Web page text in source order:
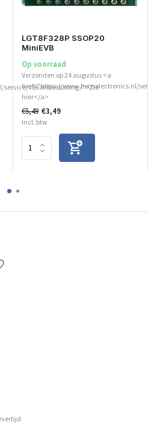
service/vakantiesluiting/">Zie
LGT8F328P SSOP20
MiniEVB
Op voorraad
Verzonden op 24 augustus <a
href="https://www.benselectronics.nl/
hier</a>
€5,49 €3,49
Incl. btw